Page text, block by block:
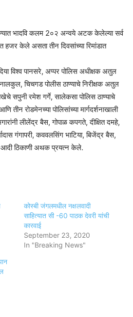
भादवि कलम 2०२ अन्वये अटक केलेल्या सर्व
हजर केले असता तीन दिवसांच्या रिमांडात
विश्व पानसरे, अप्पर पोलिस अधीक्षक अतुल
चिचगड पोलीस ठाण्याचे निरीक्षक अतुल
सपुनी रमेश गर्गे, सालेकसा पोलिस ठाण्याचे
तीन रोडमेनच्या पोलिसांच्या मार्गदर्शनाखाली
लीलेंद्र बैस, गोपाळ कपगते, दीक्षित दमहे,
गंगापरी, कववलसिंग भाटिया, बिजेंद्र बैस,
आदी ठिकाणी अथक प्रयत्न केले.
कोस्बी जंगलमधील नक्षलवादी
साहित्यात सी -60 पाठक देवरी यांची
कारवाई
September 23, 2020
In "Breaking News"